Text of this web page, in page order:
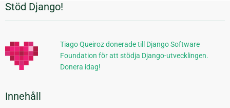
Ytterligare
Stöd Django!
Tiago Queiroz donerade till Django Software
Foundation för att stödja Django-utvecklingen.
Donera idag!
Innehåll